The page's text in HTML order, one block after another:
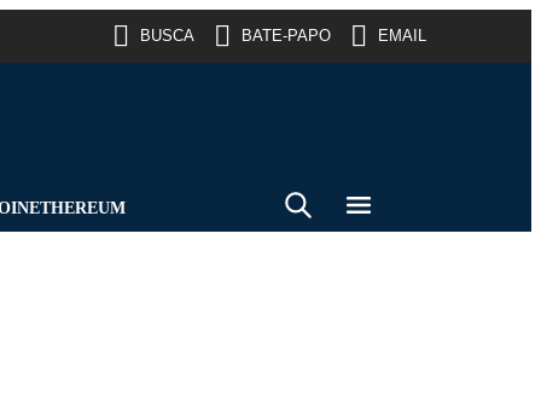
BUSCA BATE-PAPO EMAIL
ETHEREUM